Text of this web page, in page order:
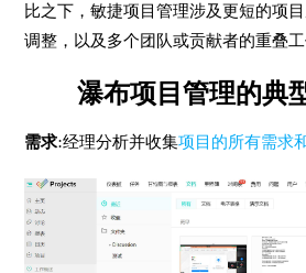
比之下，敏捷项目管理涉及更短的项
调整，以及多个团队或贡献者的重叠工
瀑布项目管理的典
需求:经理分析并收集项目的所有需求